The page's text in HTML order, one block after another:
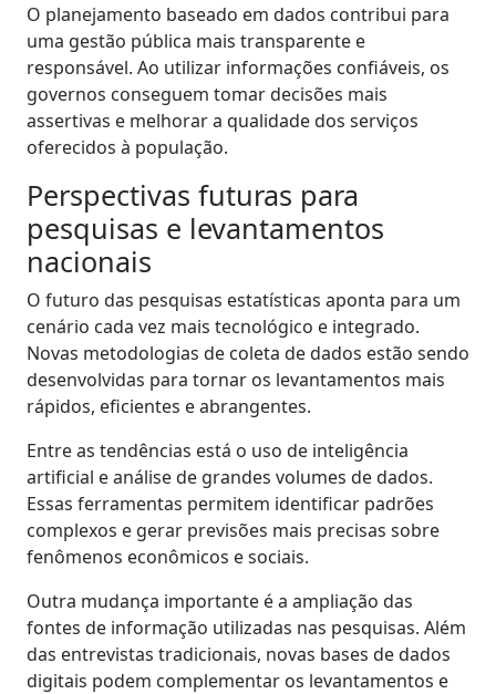
O planejamento baseado em dados contribui para
uma gestão pública mais transparente e
responsável. Ao utilizar informações confiáveis, os
governos conseguem tomar decisões mais
assertivas e melhorar a qualidade dos serviços
oferecidos à população.
Perspectivas futuras para
pesquisas e levantamentos
nacionais
O futuro das pesquisas estatísticas aponta para um
cenário cada vez mais tecnológico e integrado.
Novas metodologias de coleta de dados estão sendo
desenvolvidas para tornar os levantamentos mais
rápidos, eficientes e abrangentes.
Entre as tendências está o uso de inteligência
artificial e análise de grandes volumes de dados.
Essas ferramentas permitem identificar padrões
complexos e gerar previsões mais precisas sobre
fenômenos econômicos e sociais.
Outra mudança importante é a ampliação das
fontes de informação utilizadas nas pesquisas. Além
das entrevistas tradicionais, novas bases de dados
digitais podem complementar os levantamentos e